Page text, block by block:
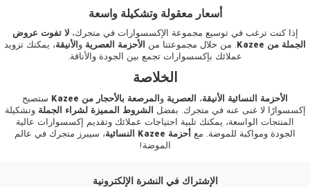
أسعار معقولة وتشكيلة واسعة
إذا كنت ترغب في توسيع مجموعة الإكسسوارات في متجرك،لا تفوت عروض
الجملة من Kazee
. من خلال مجموعتنا من الأحزمة العصرية والأنيقة، يمكنك تزويد
عملائك بإكسسوارات تجمع بين الجودة والأناقة.
الخلاصة
الأحزمة النسائية الأنيقة، العصرية والمرصعة بالأحجار من Kazee
ستصبح
إكسسوارًا لا غنى عنه في متجرك. بفضل الشروط المميزة لشراء الجملة وتشكيلة
المنتجات الواسعة، يمكنك تلبية احتياجات عملائك وتقديم إكسسوارات عالية
الجودة ومواكبة للموضة. مع أحزمة Kazee النسائية
، سيبرز متجرك في عالم
الموضة!
الإشتراك في النشرة الإلكترونية